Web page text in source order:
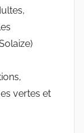
vertes et